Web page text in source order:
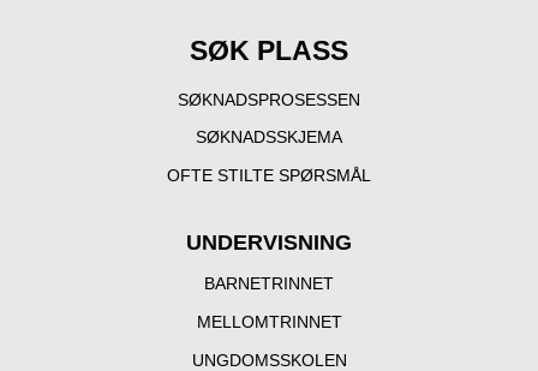
SØK PLASS
SØKNADSPROSESSEN
SØKNADSSKJEMA
OFTE STILTE SPØRSMÅL
UNDERVISNING
BARNETRINNET
MELLOMTRINNET
UNGDOMSSKOLEN